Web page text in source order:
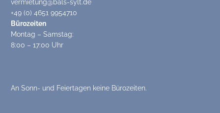
vermietung@bals-sylt.de
+49 (0) 4651 9954710
Bürozeiten
Montag – Samstag:
8:00 – 17:00 Uhr
An Sonn- und Feiertagen keine Bürozeiten.